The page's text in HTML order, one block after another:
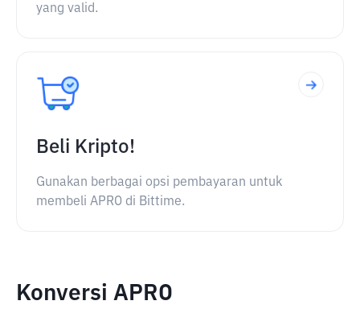
yang valid.
Beli Kripto!
Gunakan berbagai opsi pembayaran untuk
membeli APRO di Bittime.
Konversi APRO